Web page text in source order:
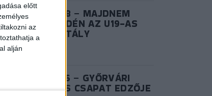
előtt
az
a
alján
S03E08 – MAJDNEM
REMEKELT IDÉN AZ U19-AS
KOROSZTÁLY
14:57
S02E06 – GYŐRVÁRI
AZ NB I/B-S CSAPAT EDZŐJE